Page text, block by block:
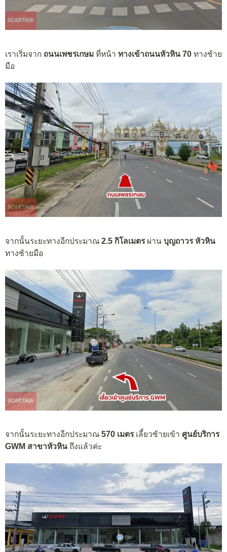
เราเริ่มจาก ถนนเพชรเกษม ที่หน้า ทางเข้าถนนหัวหิน 70 ทางซ้าย
มือ
จากนั้นระยะทางอีกประมาณ 2.5 กิโลเมตรผ่าน บุญถาวร หัวหิน
ทางซ้ายมือ
จากนั้นระยะทางอีกประมาณ 570 เมตรเลี้ยวซ้ายเข้า ศูนย์บริการ
GWM สาขาหัวหิน ถึงแล้วค่ะ